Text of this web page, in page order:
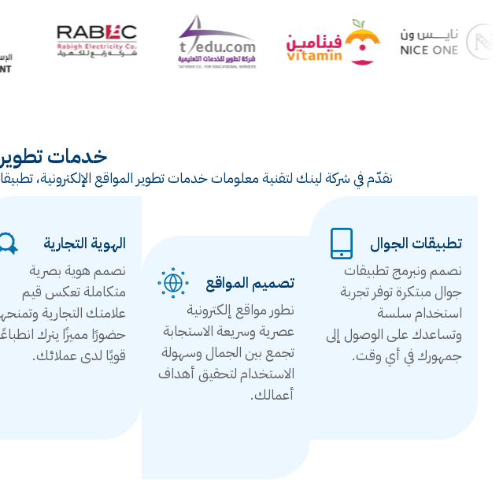
خدمات تطوير
نقدّم في شركة لينك لتقنية معلومات خدمات تطوير المواقع الإلكترونية،
تطبيقات الجوال
نصمم ونبرمج تطبيقات
جوال مبتكرة توفر تجربة
استخدام سلسة
وتساعدك على الوصول إلى
جمهورك في أي وقت.
تصميم المواقع
نطور مواقع إلكترونية
عصرية وسريعة الاستجابة
تجمع بين الجمال وسهولة
الاستخدام لتحقيق أهداف
أعمالك.
الهوية التجارية
نصمم هوية بصرية
متكاملة تعكس قيم
علامتك التجارية
حضورًا مميزًا يترك
قويًا لدى عملائك.